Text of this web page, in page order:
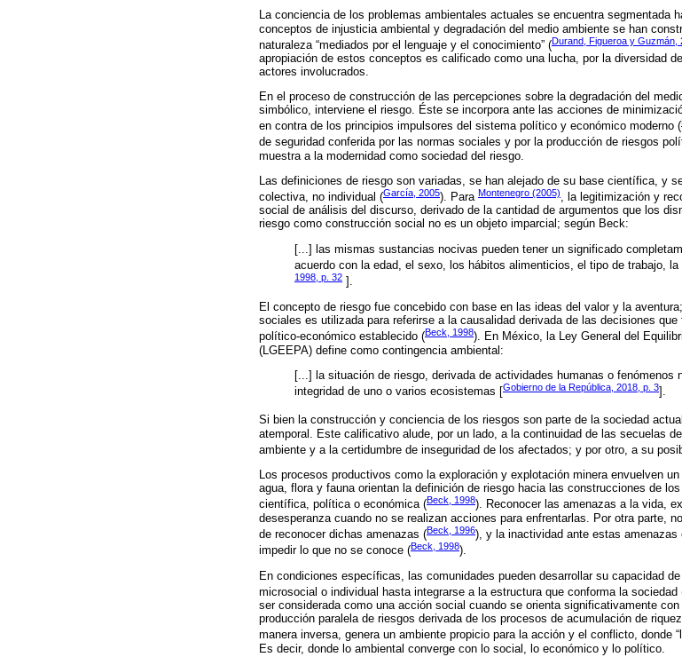
La conciencia de los problemas ambientales actuales se encuentra segmentada
conceptos de injusticia ambiental y degradación del medio ambiente se han
naturaleza “mediados por el lenguaje y el conocimiento” (Durand, Figueroa y Guzmán,
apropiación de estos conceptos es calificado como una lucha, por la diversidad
actores involucrados.
En el proceso de construcción de las percepciones sobre la degradación del
simbólico, interviene el riesgo. Éste se incorpora ante las acciones de
en contra de los principios impulsores del sistema político y económico moderno (
de seguridad conferida por las normas sociales y por la producción de riesgos
muestra a la modernidad como sociedad del riesgo.
Las definiciones de riesgo son variadas, se han alejado de su base científica, y
colectiva, no individual (García, 2005). Para Montenegro (2005), la legitimización y
social de análisis del discurso, derivado de la cantidad de argumentos que los
riesgo como construcción social no es un objeto imparcial; según Beck:
[...] las mismas sustancias nocivas pueden tener un significado
acuerdo con la edad, el sexo, los hábitos alimenticios, el tipo de trabajo,
1998, p. 32
].
El concepto de riesgo fue concebido con base en las ideas del valor y la
sociales es utilizada para referirse a la causalidad derivada de las decisiones
político-económico establecido (Beck, 1998). En México, la Ley General del
(LGEEPA) define como contingencia ambiental:
[...] la situación de riesgo, derivada de actividades humanas o fenómenos
integridad de uno o varios ecosistemas [
Gobierno de la República, 2018, p. 3 ].
Si bien la construcción y conciencia de los riesgos son parte de la sociedad
atemporal. Este calificativo alude, por un lado, a la continuidad de las secuelas
ambiente y a la certidumbre de inseguridad de los afectados; y por otro, a su
Los procesos productivos como la exploración y explotación minera envuelven
agua, flora y fauna orientan la definición de riesgo hacia las construcciones de
científica, política o económica (Beck, 1998). Reconocer las amenazas a la vida,
desesperanza cuando no se realizan acciones para enfrentarlas. Por otra parte,
de reconocer dichas amenazas (Beck, 1996), y la inactividad ante estas
impedir lo que no se conoce (Beck, 1998).
En condiciones específicas, las comunidades pueden desarrollar su capacidad
microsocial o individual hasta integrarse a la estructura que conforma la sociedad
ser considerada como una acción social cuando se orienta significativamente
producción paralela de riesgos derivada de los procesos de acumulación de
manera inversa, genera un ambiente propicio para la acción y el conflicto, donde
Es decir, donde lo ambiental converge con lo social, lo económico y lo político.